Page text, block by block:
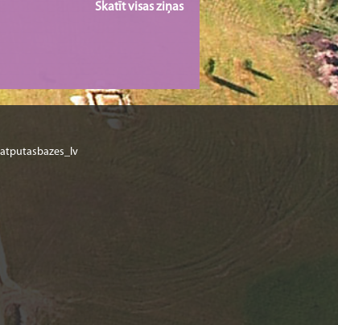
Skatīt visas ziņas